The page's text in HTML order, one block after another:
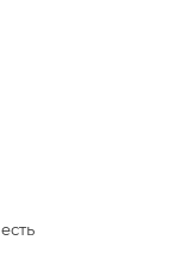
есть